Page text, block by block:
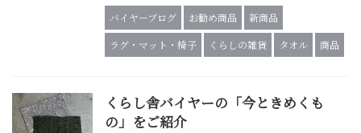
バイヤーブログ お勧め商品
新商品
ラグ・マット・椅子
くらしの雑貨 タオル 商品
くらし舎バイヤーの「今ときめくも
の」をご紹介